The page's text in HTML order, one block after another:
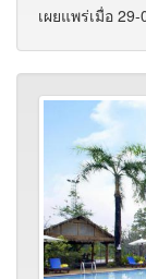
เผยแพร่เมื่อ